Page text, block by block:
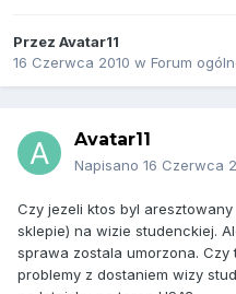
Przez Avatar11
16 Czerwca 2010 w Forum
Avatar11
Napisano 16 Czerwca
Czy jezeli ktos byl
sklepie) na wizie studenckiej.
sprawa zostala umorzona.
problemy z dostaniem wizy